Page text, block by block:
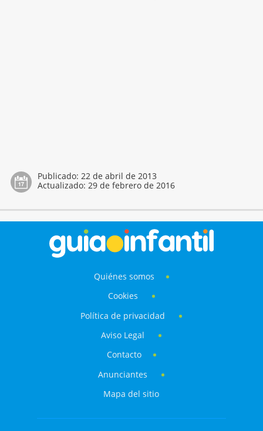
Publicado: 22 de abril de 2013
Actualizado: 29 de febrero de 2016
Quiénes somos
Cookies
Política de privacidad
Aviso Legal
Contacto
Anunciantes
Mapa del sitio